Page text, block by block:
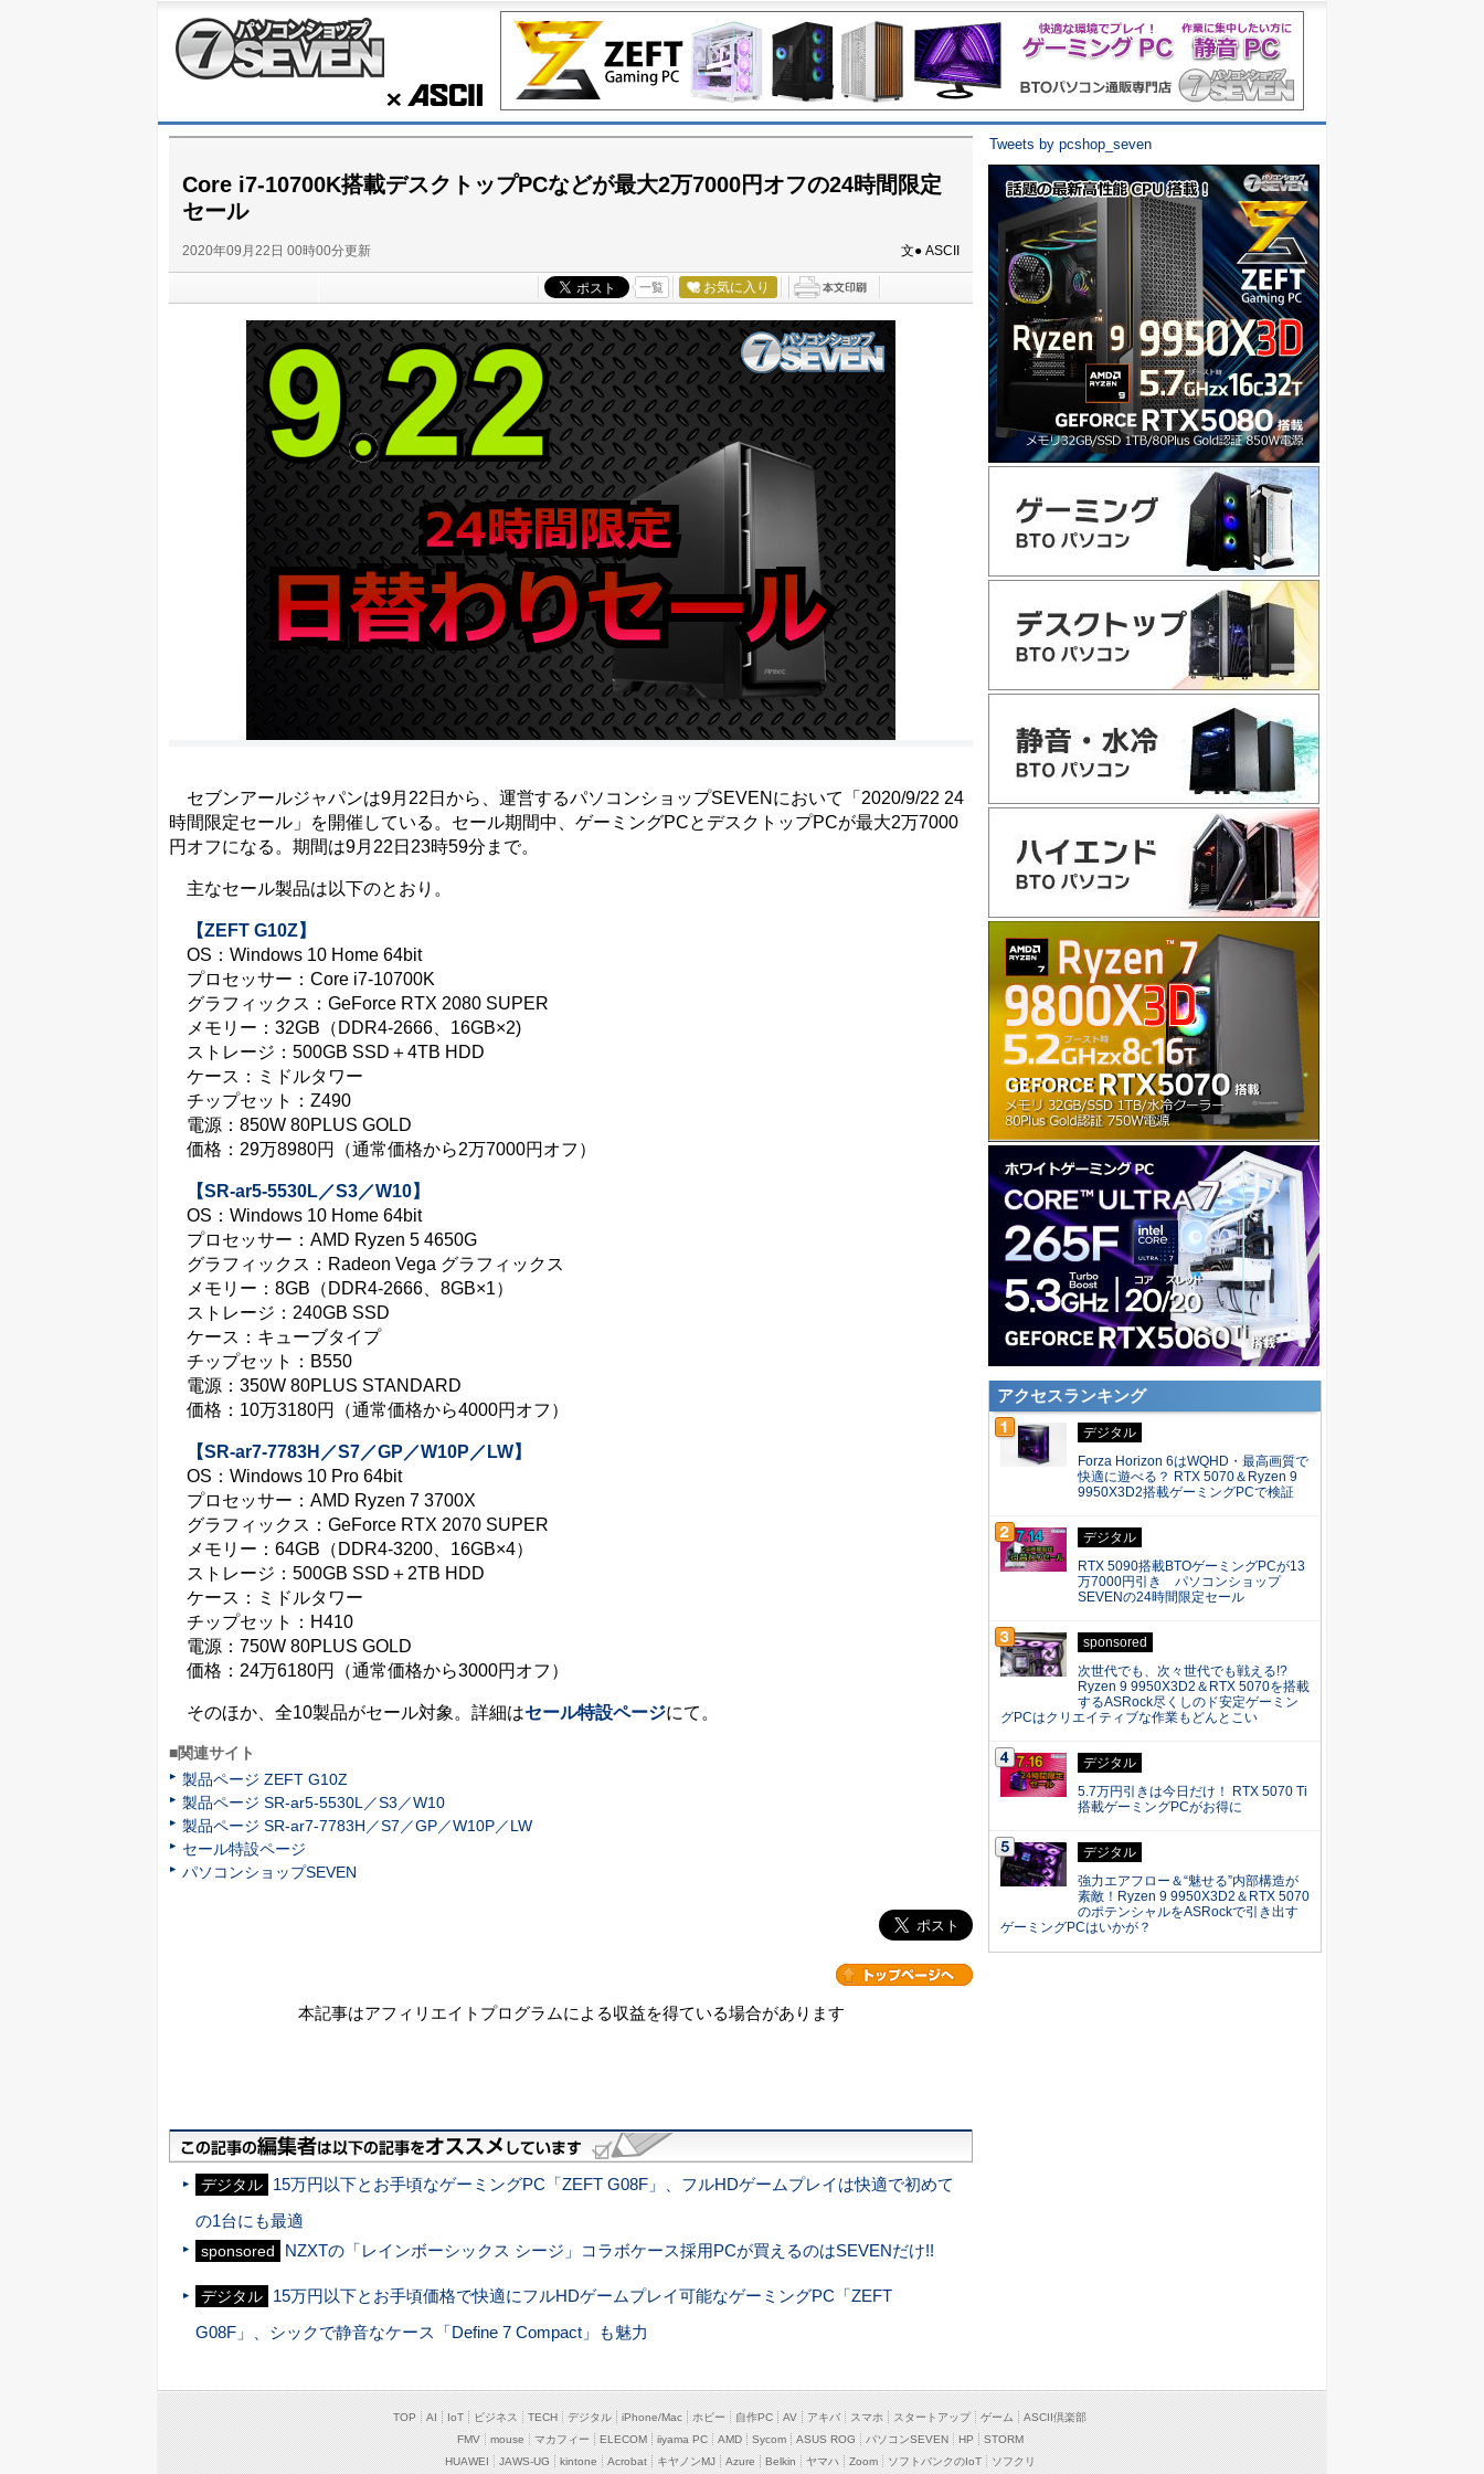
ASCII
Core i7-10700K搭載デスクトップPCなどが最大2万7000円オフの24時間限定
セール
2020年09月22日 00時00分更新 文● ASCII
一覧 お気に入り
セブンアールジャパンは9月22日から、運営するパソコンショップSEVENにおいて「2020/9/22 24
時間限定セール」を開催している。セール期間中、ゲーミングPCとデスクトップPCが最大2万7000
円オフになる。期間は9月22日23時59分まで。
主なセール製品は以下のとおり。
【ZEFT G10Z】
OS：Windows 10 Home 64bit
プロセッサー：Core i7-10700K
グラフィックス：GeForce RTX 2080 SUPER
メモリー：32GB（DDR4-2666、16GB×2)
ストレージ：500GB SSD＋4TB HDD
ケース：ミドルタワー
チップセット：Z490
電源：850W 80PLUS GOLD
価格：29万8980円（通常価格から2万7000円オフ）
【SR-ar5-5530L／S3／W10】
OS：Windows 10 Home 64bit
プロセッサー：AMD Ryzen 5 4650G
グラフィックス：Radeon Vega グラフィックス
メモリー：8GB（DDR4-2666、8GB×1）
ストレージ：240GB SSD
ケース：キューブタイプ
チップセット：B550
電源：350W 80PLUS STANDARD
価格：10万3180円（通常価格から4000円オフ）
【SR-ar7-7783H／S7／GP／W10P／LW】
OS：Windows 10 Pro 64bit
プロセッサー：AMD Ryzen 7 3700X
グラフィックス：GeForce RTX 2070 SUPER
メモリー：64GB（DDR4-3200、16GB×4）
ストレージ：500GB SSD＋2TB HDD
ケース：ミドルタワー
チップセット：H410
電源：750W 80PLUS GOLD
価格：24万6180円（通常価格から3000円オフ）
そのほか、全10製品がセール対象。詳細はセール特設ページにて。
■関連サイト
製品ページ ZEFT G10Z
製品ページ SR-ar5-5530L／S3／W10
製品ページ SR-ar7-7783H／S7／GP／W10P／LW
セール特設ページ
パソコンショップSEVEN
本記事はアフィリエイトプログラムによる収益を得ている場合があります
デジタル
15万円以下とお手頃なゲーミングPC「ZEFT G08F」、フルHDゲームプレイは快適で初めて
の1台にも最適
sponsored NZXTの「レインボーシックス シージ」コラボケース採用PCが買えるのはSEVENだけ!!
デジタル
15万円以下とお手頃価格で快適にフルHDゲームプレイ可能なゲーミングPC「ZEFT
G08F」、シックで静音なケース「Define 7 Compact」も魅力
Tweets by pcshop_seven
アクセスランキング
デジタル
Forza Horizon 6はWQHD・最高画質で
快適に遊べる？ RTX 5070＆Ryzen 9
9950X3D2搭載ゲーミングPCで検証
デジタル
RTX 5090搭載BTOゲーミングPCが13
万7000円引き パソコンショップ
SEVENの24時間限定セール
sponsored
次世代でも、次々世代でも戦える!?
Ryzen 9 9950X3D2＆RTX 5070を搭載
するASRock尽くしのド安定ゲーミン
グPCはクリエイティブな作業もどんとこい
デジタル
5.7万円引きは今日だけ！ RTX 5070 Ti
搭載ゲーミングPCがお得に
デジタル
強力エアフロー＆“魅せる”内部構造が
素敵！Ryzen 9 9950X3D2＆RTX 5070
のポテンシャルをASRockで引き出す
ゲーミングPCはいかが？
TOP AI IoT ビジネス TECH デジタル iPhone/Mac ホビー 自作PC AV アキバ スマホ スタートアップ ゲーム
ASCII倶楽部
FMV
mouse マカフィー ELECOM iiyama PC AMD Sycom ASUS ROG パソコンSEVEN HP
STORM
HUAWEI
JAWS-UG kintone Acrobat キヤノンMJ Azure Belkin ヤマハ Zoom ソフトバンクのIoT ソフクリ